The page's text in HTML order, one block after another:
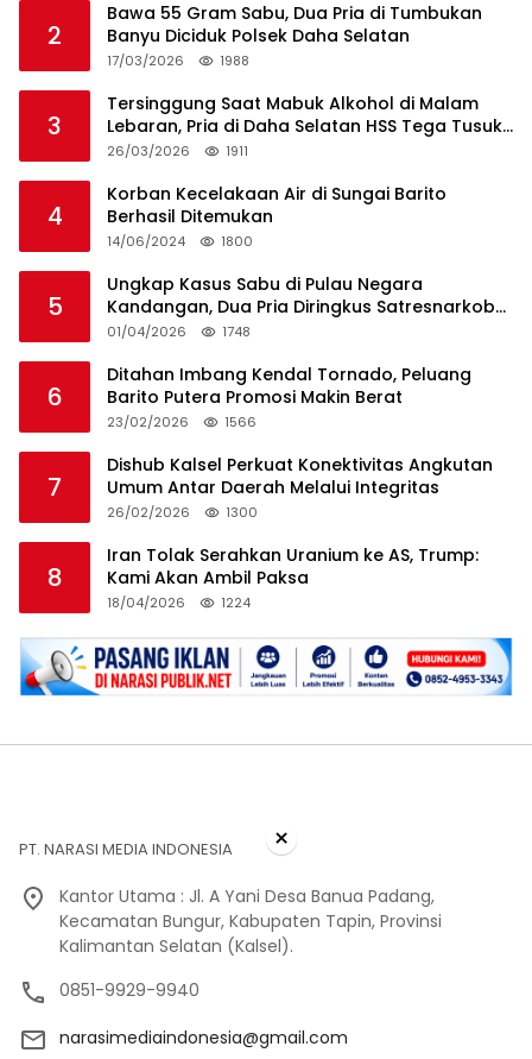
2
Bawa 55 Gram Sabu, Dua Pria di Tumbukan
Banyu Diciduk Polsek Daha Selatan
17/03/2026 1988
3
Tersinggung Saat Mabuk Alkohol di Malam
Lebaran, Pria di Daha Selatan HSS Tega Tusuk
Teman Sendiri
26/03/2026 1911
4
Korban Kecelakaan Air di Sungai Barito
Berhasil Ditemukan
14/06/2024 1800
5
Ungkap Kasus Sabu di Pulau Negara
Kandangan, Dua Pria Diringkus Satresnarkoba
HSS
01/04/2026 1748
6
Ditahan Imbang Kendal Tornado, Peluang
Barito Putera Promosi Makin Berat
23/02/2026 1566
7
Dishub Kalsel Perkuat Konektivitas Angkutan
Umum Antar Daerah Melalui Integritas
26/02/2026 1300
8
Iran Tolak Serahkan Uranium ke AS, Trump:
Kami Akan Ambil Paksa
18/04/2026 1224
PT. NARASI MEDIA INDONESIA
Kantor Utama : Jl. A Yani Desa Banua Padang,
Kecamatan Bungur, Kabupaten Tapin, Provinsi
Kalimantan Selatan (Kalsel).
0851-9929-9940
narasimediaindonesia@gmail.com
×